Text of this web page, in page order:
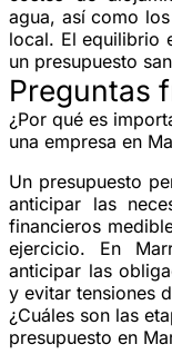
agua, así como
local. El equilibrio
un presupuesto
Preguntas
¿Por qué es
una empresa en
Un presupuesto
anticipar las
financieros
ejercicio. En
anticipar las
y evitar tensiones
¿Cuáles son las
presupuesto en